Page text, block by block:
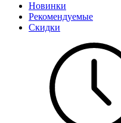
Новинки
Рекомендуемые
Скидки